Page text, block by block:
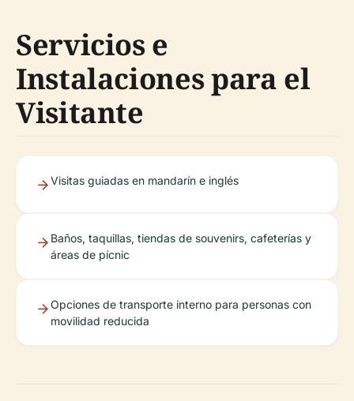
Servicios e
Instalaciones para el
Visitante
Visitas guiadas en mandarín e inglés
Baños, taquillas, tiendas de souvenirs, cafeterías y
áreas de pícnic
Opciones de transporte interno para personas con
movilidad reducida